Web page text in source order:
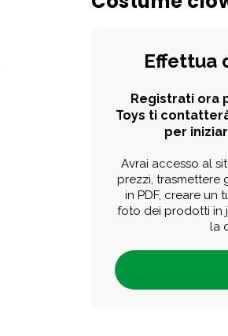
Effettua
Registrati ora
Toys ti
per
Avrai accesso al
prezzi, trasmettere
in PDF, creare un
foto dei prodotti in
la